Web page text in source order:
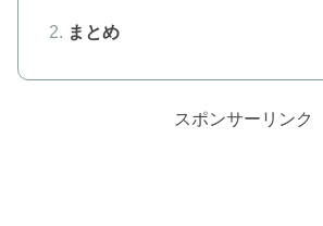
まとめ
スポンサーリンク